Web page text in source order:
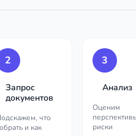
2
Запрос
документов
что
и как
3
Анализ
Оценим
риски